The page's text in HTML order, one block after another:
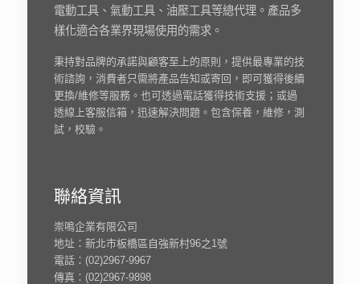
電動工具、氣動工具、油壓工具等總代理。產品多
樣化適合各業界現場使用的需求。
秉持對品牌的承諾與顧客至上的原則，提供最專業的技
術諮詢，消費者只需將產品告知或寄回，即可獲得後續
更換/維修等服務。也可透過電話獲得技術支援；或過
透線上客服信箱，迅速解決問題。包含保養，維修，測
試，校驗。
聯絡資訊
崇鳴企業有限公司
地址：新北市板橋區自強新村96之1號
電話：(02)2967-9967
傳真：(02)2967-9898